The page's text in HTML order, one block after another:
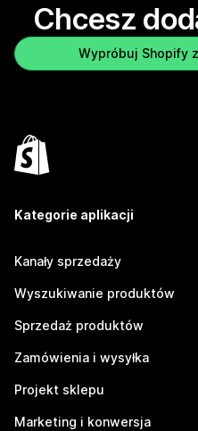
Chcesz
Wypróbuj Shopify
Kategorie aplikacji
Kanały sprzedaży
Wyszukiwanie produktów
Sprzedaż produktów
Zamówienia i wysyłka
Projekt sklepu
Marketing i konwersja